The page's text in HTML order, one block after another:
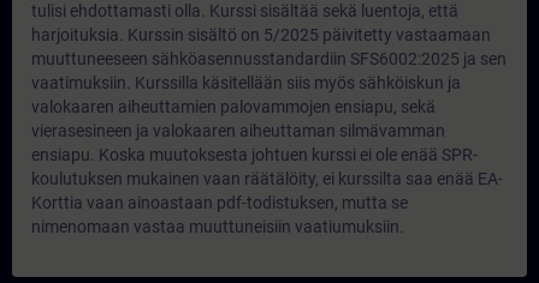
tulisi ehdottamasti olla. Kurssi sisältää sekä luentoja, että
harjoituksia. Kurssin sisältö on 5/2025 päivitetty vastaamaan
muuttuneeseen sähköasennusstandardiin SFS6002:2025 ja sen
vaatimuksiin. Kurssilla käsitellään siis myös sähköiskun ja
valokaaren aiheuttamien palovammojen ensiapu, sekä
vierasesineen ja valokaaren aiheuttaman silmävamman
ensiapu. Koska muutoksesta johtuen kurssi ei ole enää SPR-
koulutuksen mukainen vaan räätälöity, ei kurssilta saa enää EA-
Korttia vaan ainoastaan pdf-todistuksen, mutta se
nimenomaan vastaa muuttuneisiin vaatiumuksiin.